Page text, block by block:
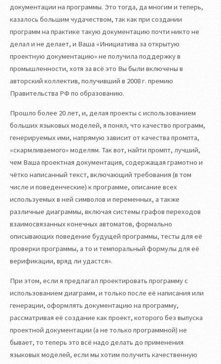
документации на программы. Это тогда, да многим и теперь,
казалось большим чудачеством, так как при создании
программ на практике такую документацию почти никто не
делал и не делает, и Ваша «Инициатива за открытую
проектную документацию» не получила поддержку в
промышленности, хотя за всё это Вы были включены в
авторский коллектив, получивший в 2008 г. премию
Правительства РФ по образованию.
Прошло более 20 лет, и, делая проекты с использованием
больших языковых моделей, я понял, что качество программ,
генерируемых ими, напрямую зависит от качества промпта,
«скармливаемого» моделям. Так вот, найти промпт, лучший,
чем Ваша проектная документация, содержащая грамотно и
чётко написанный текст, включающий требования (в том
числе и поведенческие) к программе, описание всех
используемых в ней символов и переменных, а также
различные диаграммы, включая системы графов переходов
взаимосвязанных конечных автоматов, формально
описывающих поведение будущей программы, тесты для её
проверки программы, а то и темпоральный формулы для её
верификации, вряд ли удастся».
При этом, если я предлагал проектировать программу с
использованием диаграмм, и только после её написания или
генерации, оформлять документацию на программу,
рассматривая её создание как проект, которого без выпуска
проектной документации (а не только программной) не
бывает, то теперь это всё надо делать до применения
языковых моделей, если мы хотим получить качественную